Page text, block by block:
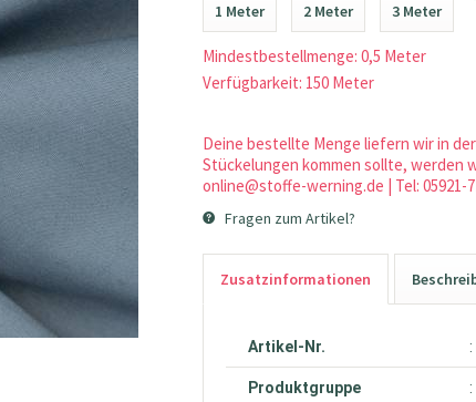
1 Meter 2 Meter 3 Meter
Mindestbestellmenge: 0,5 Meter
Verfügbarkeit: 150 Meter
Deine bestellte Menge liefern wir in
Stückelungen kommen sollte, werden
online@stoffe-werning.de | Tel: 05921-
Fragen zum Artikel?
Zusatzinformationen
Artikel-Nr.
Produktgruppe